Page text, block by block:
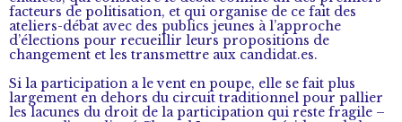
facteurs de politisation, et qui organise de ce fait des
ateliers-débat avec des publics jeunes à l’approche
d’élections pour recueillir leurs propositions de
changement et les transmettre aux candidat.es.
Si la participation a le vent en poupe, elle se fait plus
largement en dehors du circuit traditionnel pour pallier
les lacunes du droit de la participation qui reste fragile –